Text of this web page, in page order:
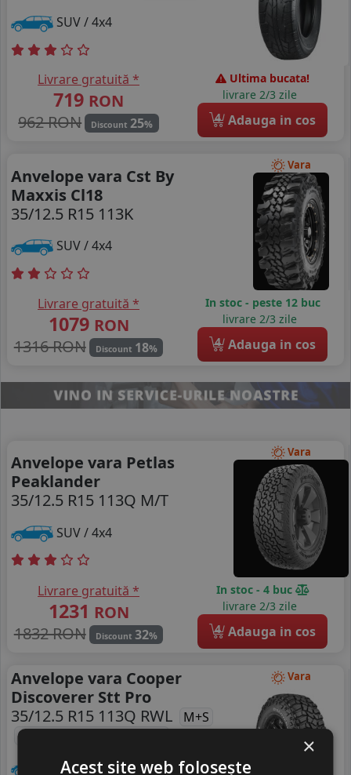
SUV / 4x4
Livrare gratuită *
719 RON
962 RON
Discount 25%
Ultima bucata!
livrare 2/3 zile
4 Adauga in cos
Vara
Anvelope vara Cst By
Maxxis Cl18
35/12.5 R15 113K
SUV / 4x4
Livrare gratuită *
1079 RON
1316 RON
Discount 18%
In stoc - peste 12 buc
livrare 2/3 zile
4 Adauga in cos
Vara
Anvelope vara Petlas
Peaklander
35/12.5 R15 113Q M/T
SUV / 4x4
Livrare gratuită *
1231 RON
1832 RON
Discount 32%
In stoc - 4 buc
livrare 2/3 zile
4 Adauga in cos
Vara
Anvelope vara Cooper
Discoverer Stt Pro
35/12.5 R15 113Q RWL
M+S
Statele Unite ale Americii
SUV / 4x4
×
Acest site web folosește